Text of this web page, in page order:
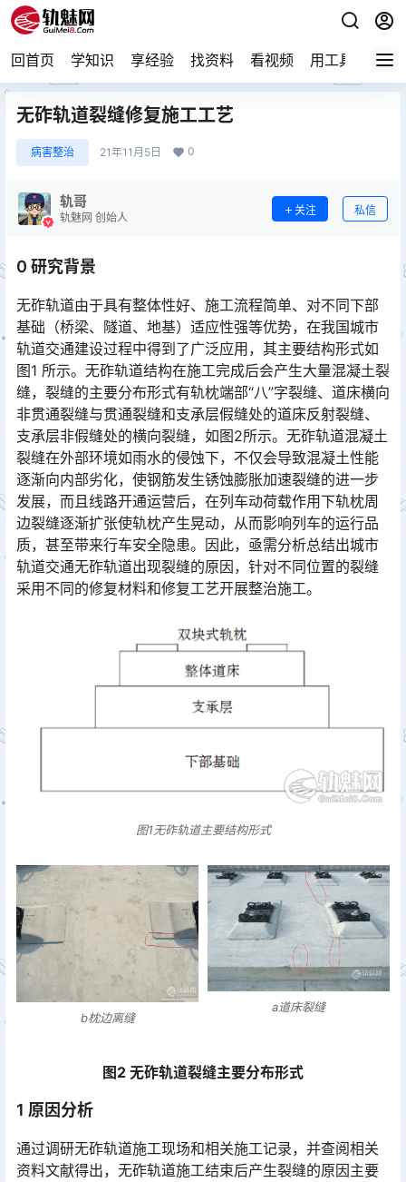
回首页 学知识 享经验 找资料 看视频 用工具 论技
无砟轨道裂缝修复施工工艺
病害整治 21年11月5日 0
轨哥
轨魅网 创始人
关注 私信
0 研究背景
无砟轨道由于具有整体性好、施工流程简单、对不同下部
基础（桥梁、隧道、地基）适应性强等优势，在我国城市
轨道交通建设过程中得到了广泛应用，其主要结构形式如
图1 所示。无砟轨道结构在施工完成后会产生大量混凝土裂
缝，裂缝的主要分布形式有轨枕端部“八”字裂缝、道床横向
非贯通裂缝与贯通裂缝和支承层假缝处的道床反射裂缝、
支承层非假缝处的横向裂缝，如图2所示。无砟轨道混凝土
裂缝在外部环境如雨水的侵蚀下，不仅会导致混凝土性能
逐渐向内部劣化，使钢筋发生锈蚀膨胀加速裂缝的进一步
发展，而且线路开通运营后，在列车动荷载作用下轨枕周
边裂缝逐渐扩张使轨枕产生晃动，从而影响列车的运行品
质，甚至带来行车安全隐患。因此，亟需分析总结出城市
轨道交通无砟轨道出现裂缝的原因，针对不同位置的裂缝
采用不同的修复材料和修复工艺开展整治施工。󠅅󠅃󠄵󠅂󠄪󠇖󠆨󠆨󠇕󠆞󠆒󠅬󠇘󠆭󠆘󠇙󠆝󠅵󠇗󠆭󠆁󠄐󠇗󠅹󠅸󠇖󠆍󠅳󠇖󠅹󠅰󠇖󠆌󠅹
图1无砟轨道主要结构形式
b枕边离缝
a道床裂缝
图2 无砟轨道裂缝主要分布形式
1 原因分析
通过调研无砟轨道施工现场和相关施工记录，并查阅相关
资料文献得出，无砟轨道施工结束后产生裂缝的原因主要